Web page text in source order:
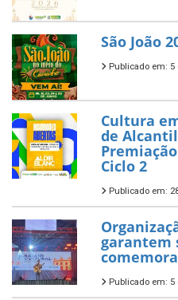
São João
Publicado em:
Cultura
de
Ciclo 2
Publicado em:
garantem
Publicado em: 5